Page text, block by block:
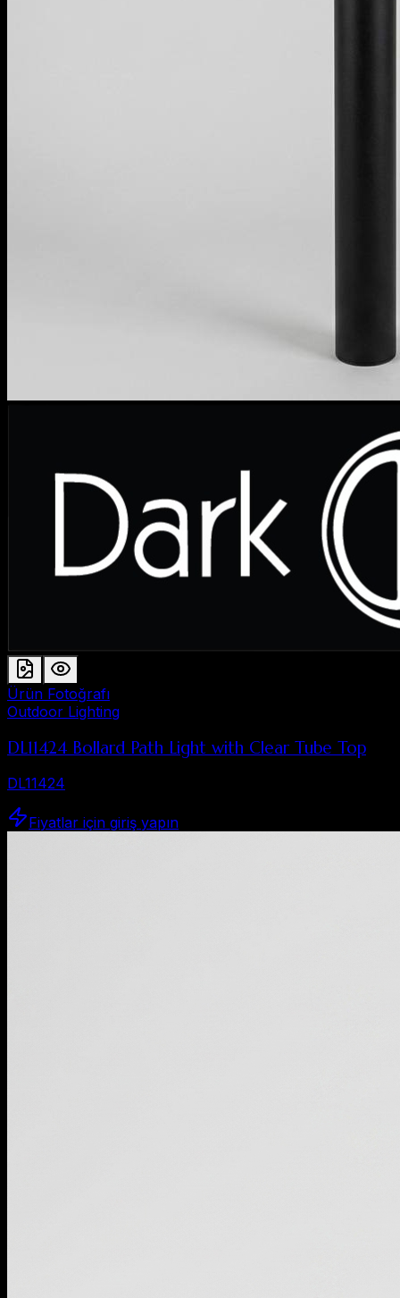
Ürün Fotoğrafı
Outdoor Lighting
DL11424 Bollard Path Light with Clear Tube Top
DL11424
Fiyatlar için giriş yapın